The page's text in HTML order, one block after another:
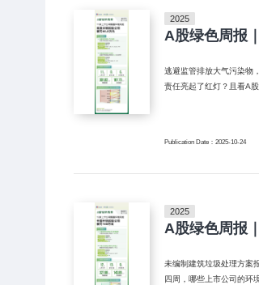
2025
A股绿色周报
逃避监管排放大气污染物
责任亮起了红灯？且看A
Publication Date：2025-10-24
2025
A股绿色周报
未编制建筑垃圾处理方案报
四周，哪些上市公司的环